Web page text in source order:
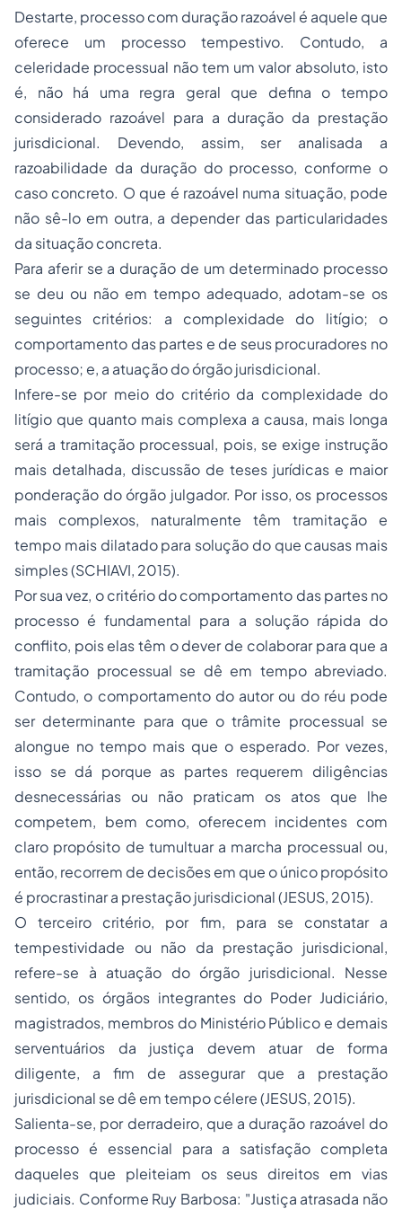
Destarte, processo com duração razoável é aquele que
oferece um processo tempestivo. Contudo, a
celeridade processual não tem um valor absoluto, isto
é, não há uma regra geral que defina o tempo
considerado razoável para a duração da prestação
jurisdicional. Devendo, assim, ser analisada a
razoabilidade da duração do processo, conforme o
caso concreto. O que é razoável numa situação, pode
não sê-lo em outra, a depender das particularidades
da situação concreta.
Para aferir se a duração de um determinado processo
se deu ou não em tempo adequado, adotam-se os
seguintes critérios: a complexidade do litígio; o
comportamento das partes e de seus procuradores no
processo; e, a atuação do órgão jurisdicional.
Infere-se por meio do critério da complexidade do
litígio que quanto mais complexa a causa, mais longa
será a tramitação processual, pois, se exige instrução
mais detalhada, discussão de teses jurídicas e maior
ponderação do órgão julgador. Por isso, os processos
mais complexos, naturalmente têm tramitação e
tempo mais dilatado para solução do que causas mais
simples (SCHIAVI, 2015).
Por sua vez, o critério do comportamento das partes no
processo é fundamental para a solução rápida do
conflito, pois elas têm o dever de colaborar para que a
tramitação processual se dê em tempo abreviado.
Contudo, o comportamento do autor ou do réu pode
ser determinante para que o trâmite processual se
alongue no tempo mais que o esperado. Por vezes,
isso se dá porque as partes requerem diligências
desnecessárias ou não praticam os atos que lhe
competem, bem como, oferecem incidentes com
claro propósito de tumultuar a marcha processual ou,
então, recorrem de decisões em que o único propósito
é procrastinar a prestação jurisdicional (JESUS, 2015).
O terceiro critério, por fim, para se constatar a
tempestividade ou não da prestação jurisdicional,
refere-se à atuação do órgão jurisdicional. Nesse
sentido, os órgãos integrantes do Poder Judiciário,
magistrados, membros do Ministério Público e demais
serventuários da justiça devem atuar de forma
diligente, a fim de assegurar que a prestação
jurisdicional se dê em tempo célere (JESUS, 2015).
Salienta-se, por derradeiro, que a duração razoável do
processo é essencial para a satisfação completa
daqueles que pleiteiam os seus direitos em vias
judiciais. Conforme Ruy Barbosa: "Justiça atrasada não